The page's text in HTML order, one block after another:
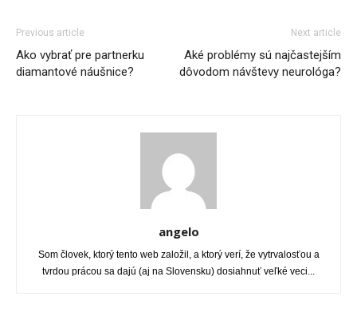
Previous article
Ako vybrať pre partnerku
diamantové náušnice?
Next article
Aké problémy sú najčastejším
dôvodom návštevy neurológa?
angelo
Som človek, ktorý tento web založil, a ktorý verí, že vytrvalosťou a
tvrdou prácou sa dajú (aj na Slovensku) dosiahnuť veľké veci...